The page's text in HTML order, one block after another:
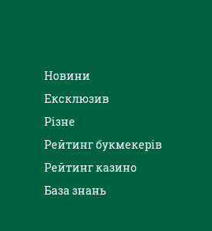
Новини
Ексклюзив
Різне
Рейтинг букмекерів
Рейтинг казино
База знань